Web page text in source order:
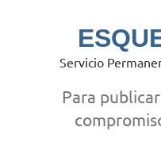
Servicio
Para